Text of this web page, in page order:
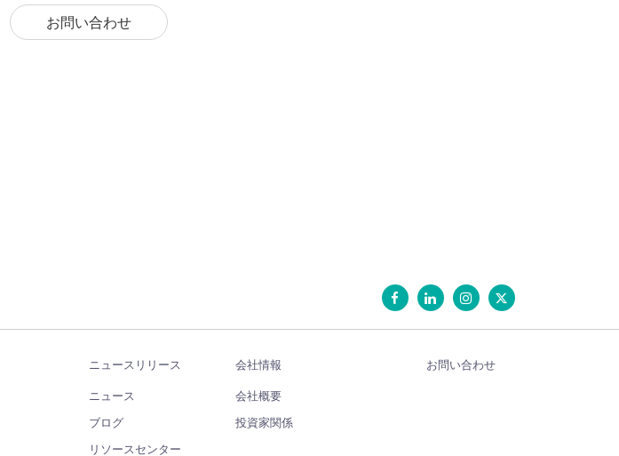
お問い合わせ
ニュースリリース
ニュース
ブログ
リソースセンター
会社情報
会社概要
投資家関係
お問い合わせ